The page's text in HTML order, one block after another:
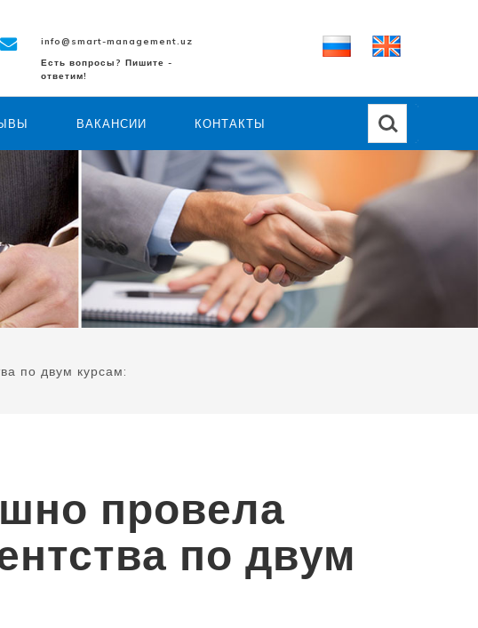
info@smart-management.uz
Есть вопросы? Пишите -
ответим!
ВАКАНСИИ КОНТАКТЫ
по двум курсам:
провела
по двум